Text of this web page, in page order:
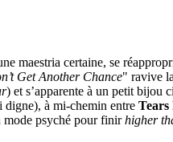
maestria certaine, se
Get Another Chance" ravive
) et s’apparente à un petit bijou
digne), à mi-chemin entre Tears
mode psyché pour finirhigher